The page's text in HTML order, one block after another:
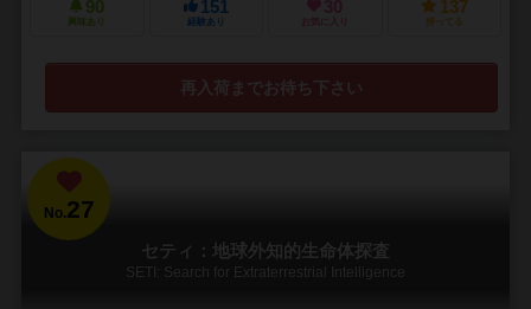
90
興味あり
151
経験あり
30
お気に入り
137
持ってる
再入荷までお待ち下さい
No.27
セティ：地球外知的生命体探査
SETI: Search for Extraterrestrial Intelligence